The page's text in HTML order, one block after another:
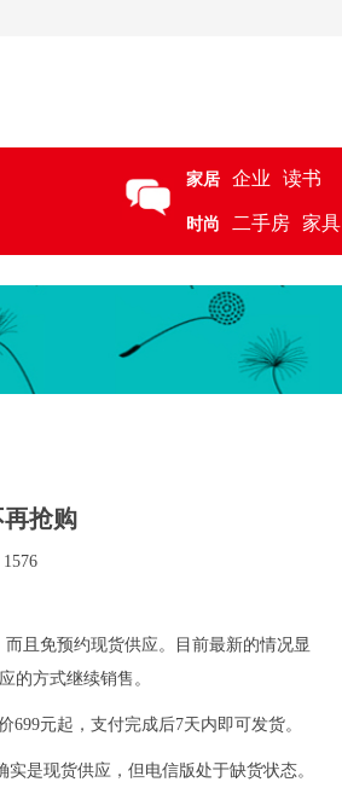
家居 企业 读书
时尚 二手房 家具
抢购
且免预约现货供应。目前最新的情况显
的方式继续销售。
元起，支付完成后7天内即可发货。
是现货供应，但电信版处于缺货状态。